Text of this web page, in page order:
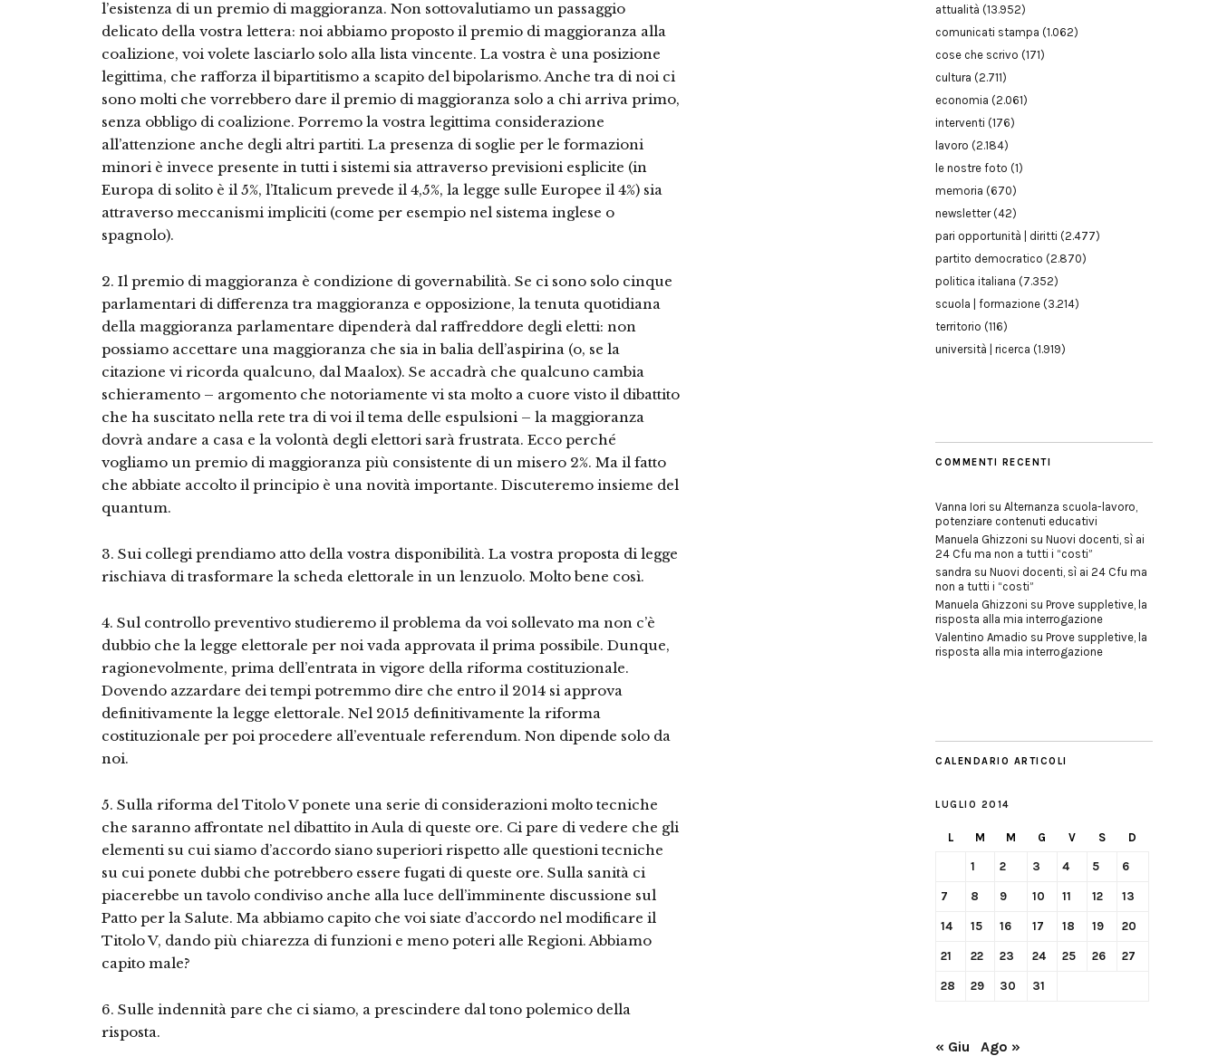
l’esistenza di un premio di maggioranza. Non sottovalutiamo un passaggio
delicato della vostra lettera: noi abbiamo proposto il premio di maggioranza alla
coalizione, voi volete lasciarlo solo alla lista vincente. La vostra è una posizione
legittima, che rafforza il bipartitismo a scapito del bipolarismo. Anche tra di noi ci
sono molti che vorrebbero dare il premio di maggioranza solo a chi arriva primo,
senza obbligo di coalizione. Porremo la vostra legittima considerazione
all’attenzione anche degli altri partiti. La presenza di soglie per le formazioni
minori è invece presente in tutti i sistemi sia attraverso previsioni esplicite (in
Europa di solito è il 5%, l’Italicum prevede il 4,5%, la legge sulle Europee il 4%) sia
attraverso meccanismi impliciti (come per esempio nel sistema inglese o
spagnolo).
2. Il premio di maggioranza è condizione di governabilità. Se ci sono solo cinque
parlamentari di differenza tra maggioranza e opposizione, la tenuta quotidiana
della maggioranza parlamentare dipenderà dal raffreddore degli eletti: non
possiamo accettare una maggioranza che sia in balia dell’aspirina (o, se la
citazione vi ricorda qualcuno, dal Maalox). Se accadrà che qualcuno cambia
schieramento – argomento che notoriamente vi sta molto a cuore visto il dibattito
che ha suscitato nella rete tra di voi il tema delle espulsioni – la maggioranza
dovrà andare a casa e la volontà degli elettori sarà frustrata. Ecco perché
vogliamo un premio di maggioranza più consistente di un misero 2%. Ma il fatto
che abbiate accolto il principio è una novità importante. Discuteremo insieme del
quantum.
3. Sui collegi prendiamo atto della vostra disponibilità. La vostra proposta di legge
rischiava di trasformare la scheda elettorale in un lenzuolo. Molto bene così.
4. Sul controllo preventivo studieremo il problema da voi sollevato ma non c’è
dubbio che la legge elettorale per noi vada approvata il prima possibile. Dunque,
ragionevolmente, prima dell’entrata in vigore della riforma costituzionale.
Dovendo azzardare dei tempi potremmo dire che entro il 2014 si approva
definitivamente la legge elettorale. Nel 2015 definitivamente la riforma
costituzionale per poi procedere all’eventuale referendum. Non dipende solo da
noi.
5. Sulla riforma del Titolo V ponete una serie di considerazioni molto tecniche
che saranno affrontate nel dibattito in Aula di queste ore. Ci pare di vedere che gli
elementi su cui siamo d’accordo siano superiori rispetto alle questioni tecniche
su cui ponete dubbi che potrebbero essere fugati di queste ore. Sulla sanità ci
piacerebbe un tavolo condiviso anche alla luce dell’imminente discussione sul
Patto per la Salute. Ma abbiamo capito che voi siate d’accordo nel modificare il
Titolo V, dando più chiarezza di funzioni e meno poteri alle Regioni. Abbiamo
capito male?
6. Sulle indennità pare che ci siamo, a prescindere dal tono polemico della
risposta.
attualità (13.952)
comunicati stampa (1.062)
cose che scrivo (171)
cultura (2.711)
economia (2.061)
interventi (176)
lavoro (2.184)
le nostre foto (1)
memoria (670)
newsletter(42)
pari opportunità | diritti (2.477)
partito democratico (2.870)
politica italiana (7.352)
scuola | formazione (3.214)
territorio (116)
università | ricerca (1.919)
COMMENTI RECENTI
Vanna Iori su Alternanza scuola-lavoro,
potenziare contenuti educativi
Manuela Ghizzoni su Nuovi docenti, sì ai
24 Cfu ma non a tutti i “costi”
sandra su Nuovi docenti, sì ai 24 Cfu ma
non a tutti i “costi”
Manuela Ghizzoni su Prove suppletive, la
risposta alla mia interrogazione
Valentino Amadio su Prove suppletive, la
risposta alla mia interrogazione
CALENDARIO ARTICOLI
LUGLIO 2014
L M M G V S D
1 2 3 4 5 6
7 8 9 10 11 12 13
14 15 16 17 18 19 20
21 22 23 24 25 26 27
28 29 30 31
« Giu Ago »